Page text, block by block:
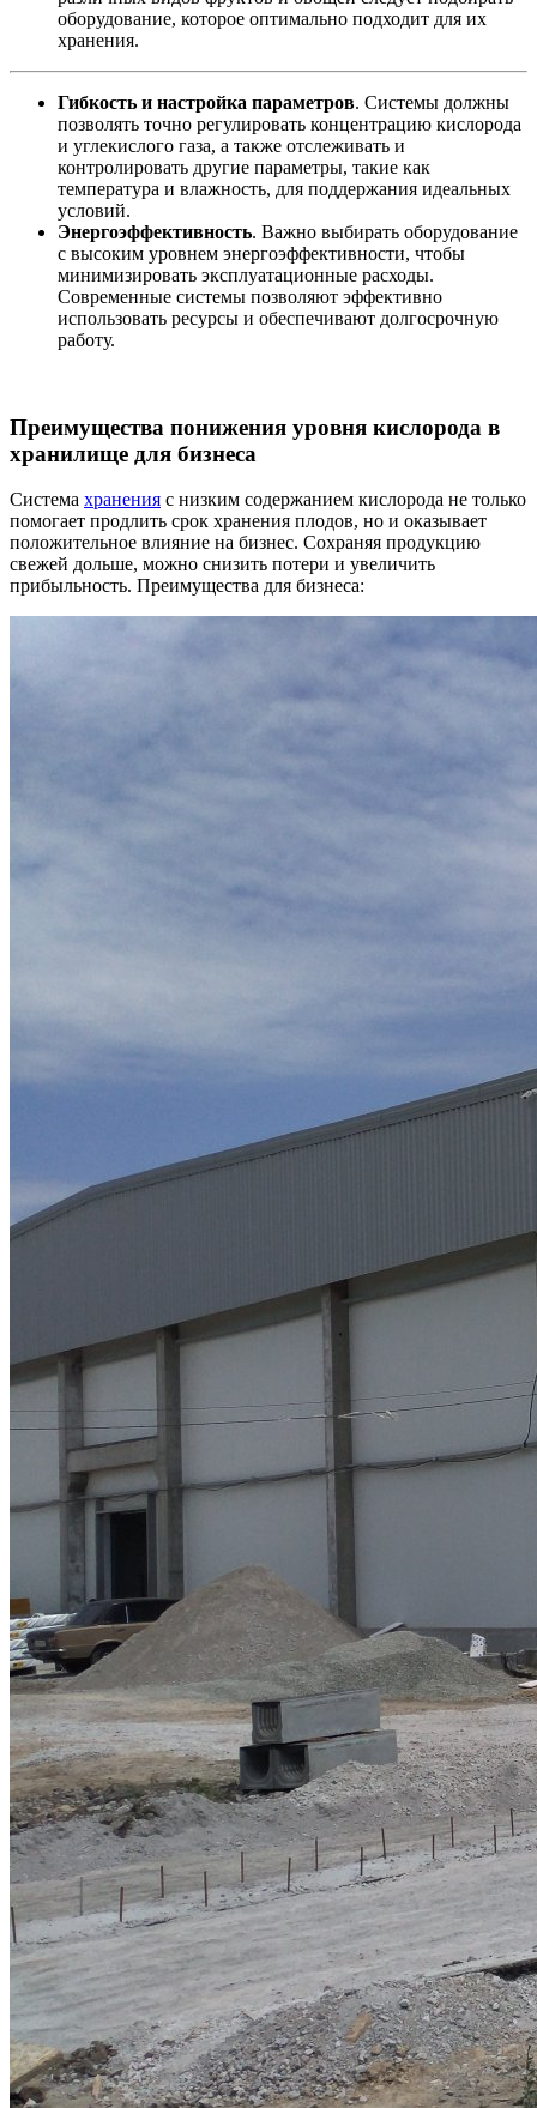
оборудование, которое оптимально подходит для их
хранения.
Гибкость и настройка параметров. Системы должны
позволять точно регулировать концентрацию кислорода
и углекислого газа, а также отслеживать и
контролировать другие параметры, такие как
температура и влажность, для поддержания идеальных
условий.
Энергоэффективность. Важно выбирать оборудование
с высоким уровнем энергоэффективности, чтобы
минимизировать эксплуатационные расходы.
Современные системы позволяют эффективно
использовать ресурсы и обеспечивают долгосрочную
работу.
Преимущества понижения уровня кислорода в
хранилище для бизнеса
Система хранения с низким содержанием кислорода не только
помогает продлить срок хранения плодов, но и оказывает
положительное влияние на бизнес. Сохраняя продукцию
свежей дольше, можно снизить потери и увеличить
прибыльность. Преимущества для бизнеса: